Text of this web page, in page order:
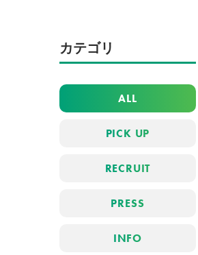
カテゴリ
ALL
PICK UP
RECRUIT
PRESS
INFO